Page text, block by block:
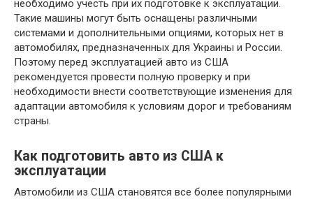
необходимо учесть при их подготовке к эксплуатации.
Такие машины могут быть оснащены различными
системами и дополнительными опциями, которых нет в
автомобилях, предназначенных для Украины и России.
Поэтому перед эксплуатацией авто из США
рекомендуется провести полную проверку и при
необходимости внести соответствующие изменения для
адаптации автомобиля к условиям дорог и требованиям
страны.
Как подготовить авто из США к
эксплуатации
Автомобили из США становятся все более популярными